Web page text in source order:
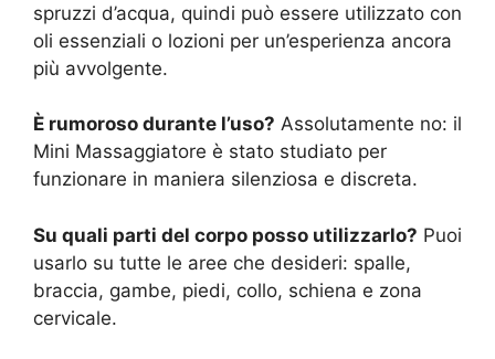
spruzzi d’acqua, quindi può essere utilizzato con
oli essenziali o lozioni per un’esperienza ancora
più avvolgente.
È rumoroso durante l’uso? Assolutamente no: il
Mini Massaggiatore è stato studiato per
funzionare in maniera silenziosa e discreta.
Su quali parti del corpo posso utilizzarlo? Puoi
usarlo su tutte le aree che desideri: spalle,
braccia, gambe, piedi, collo, schiena e zona
cervicale.